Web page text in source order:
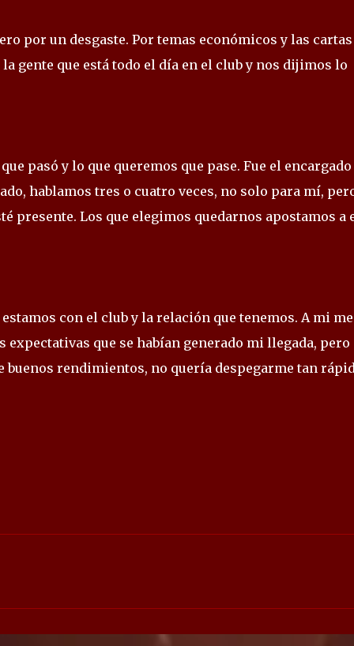
por un desgaste. Por temas económicos y las cartas
gente que está todo el día en el club y nos dijimos lo
pasó y lo que queremos que pase. Fue el
hablamos tres o cuatro veces, no solo para mí,
presente. Los que elegimos quedarnos apostamos a
con el club y la relación que tenemos. A mi me
que se habían generado mi llegada, pero
buenos rendimientos, no quería despegarme tan